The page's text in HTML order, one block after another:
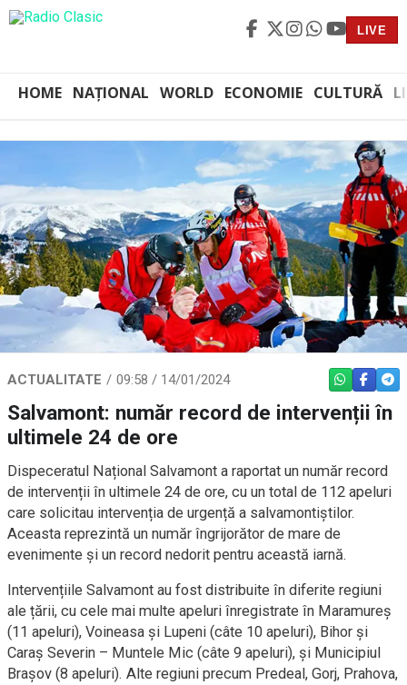
LIVE
HOME NAȚIONAL WORLD ECONOMIE CULTURĂ
ACTUALITATE 09:58 / 14/01/2024 WHATSAPP
Salvamont: număr record de intervenții în
ultimele 24 de ore
Dispeceratul Național Salvamont a raportat un număr record
de intervenții în ultimele 24 de ore, cu un total de 112 apeluri
care solicitau intervenția de urgență a salvamontiștilor.
Aceasta reprezintă un număr îngrijorător de mare de
evenimente și un record nedorit pentru această iarnă.
Intervențiile Salvamont au fost distribuite în diferite regiuni
ale țării, cu cele mai multe apeluri înregistrate în Maramureș
(11 apeluri), Voineasa și Lupeni (câte 10 apeluri), Bihor și
Caraș Severin – Muntele Mic (câte 9 apeluri), și Municipiul
Brașov (8 apeluri). Alte regiuni precum Predeal, Gorj, Prahova,